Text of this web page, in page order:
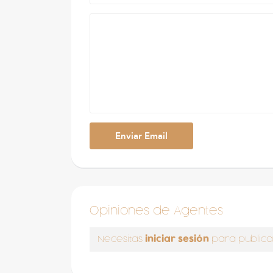
Opiniones de Agentes
Necesitas iniciar sesión para